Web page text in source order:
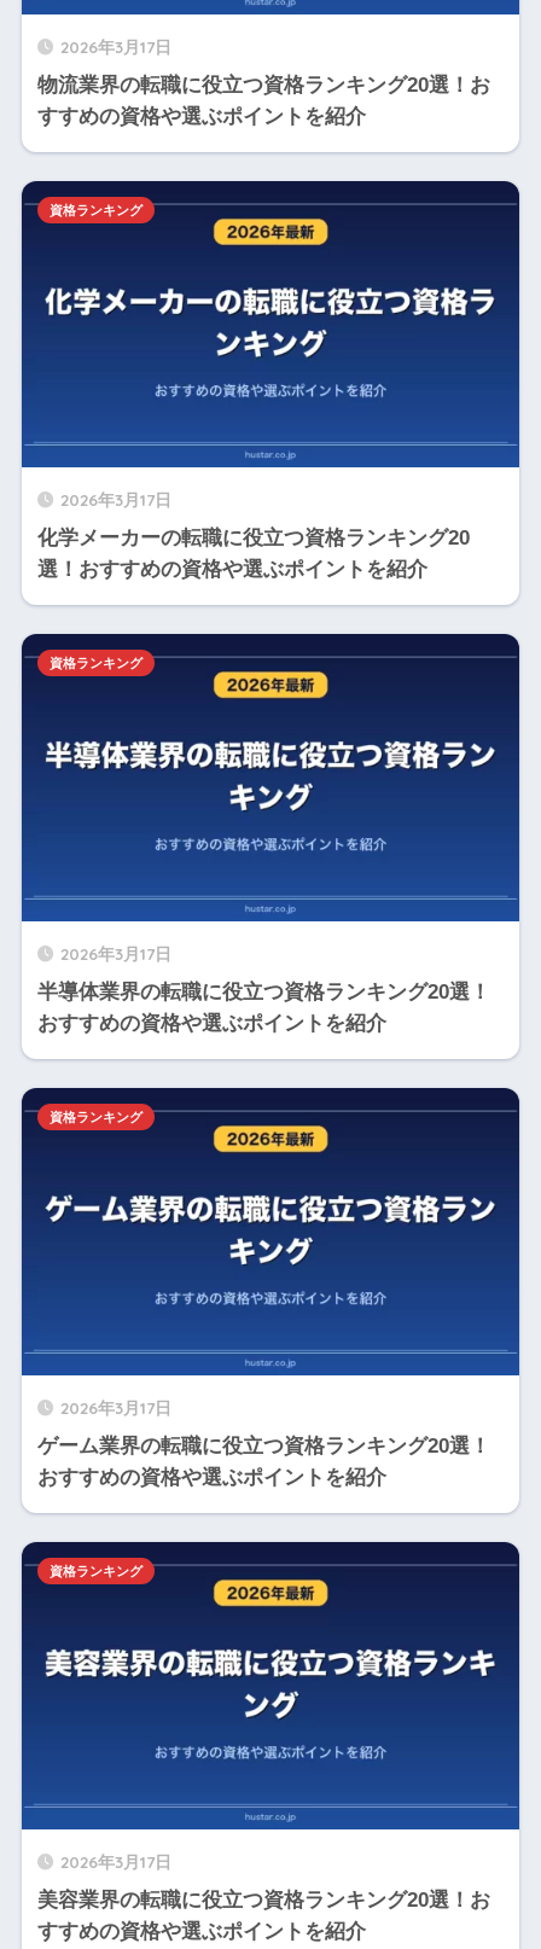
2026年3月17日
物流業界の転職に役立つ資格ランキング20選！お
すすめの資格や選ぶポイントを紹介
2026年3月17日
化学メーカーの転職に役立つ資格ランキング20
選！おすすめの資格や選ぶポイントを紹介
資格ランキング
2026年3月17日
半導体業界の転職に役立つ資格ランキング20選！
おすすめの資格や選ぶポイントを紹介
資格ランキング
2026年3月17日
ゲーム業界の転職に役立つ資格ランキング20選！
おすすめの資格や選ぶポイントを紹介
資格ランキング
2026年3月17日
美容業界の転職に役立つ資格ランキング20選！お
すすめの資格や選ぶポイントを紹介
資格ランキング